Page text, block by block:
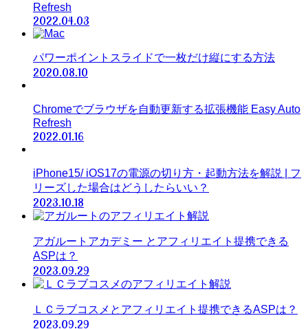
Refresh
2022.04.03
パワーポイントスライドで一枚だけ縦にする方法
2020.08.10
Chromeでブラウザを自動更新する拡張機能 Easy Auto
Refresh
2022.01.16
iPhone15/ iOS17の電源の切り方・起動方法を解説 | フ
リーズした場合はどうしたらいい？
2023.10.18
アガルートアカデミー とアフィリエイト提携できる
ASPは？
2023.09.29
ＬＣラブコスメとアフィリエイト提携できるASPは？
2023.09.29